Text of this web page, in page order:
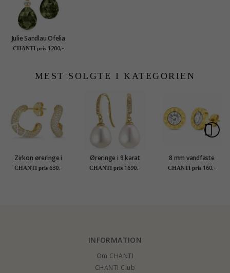
Julie Sandlau Ofelia
øreringe i forgyldt
CHANTI pris 1200,-
MEST SOLGTE I KATEGORIEN
Zirkon øreringe i
forgyldt sølv - Lumé
CHANTI pris 630,-
Øreringe i 9 karat
guld med zirkon -
CHANTI pris 1690,-
8 mm vandfaste
ørestikker i forgyldt
CHANTI pris 160,-
INFORMATION
Om CHANTI
CHANTI Club